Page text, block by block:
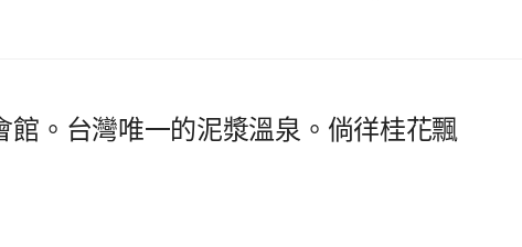
。台灣唯一的泥漿溫泉。倘徉桂花飄